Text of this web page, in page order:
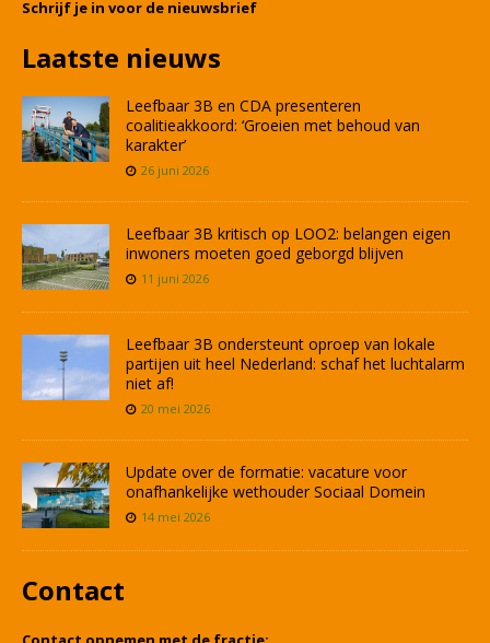
Schrijf je in voor de nieuwsbrief
Laatste nieuws
Leefbaar 3B en CDA presenteren
coalitieakkoord: ‘Groeien met behoud van
karakter’
26 juni 2026
Leefbaar 3B kritisch op LOO2: belangen eigen
inwoners moeten goed geborgd blijven
11 juni 2026
Leefbaar 3B ondersteunt oproep van lokale
partijen uit heel Nederland: schaf het luchtalarm
niet af!
20 mei 2026
Update over de formatie: vacature voor
onafhankelijke wethouder Sociaal Domein
14 mei 2026
Contact